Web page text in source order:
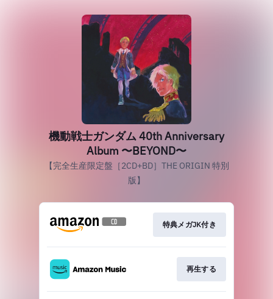
機動戦士ガンダム 40th Anniversary
Album 〜BEYOND〜
【完全生産限定盤［2CD+BD］THE ORIGIN 特別
版】
特典メガJK付き
再生する